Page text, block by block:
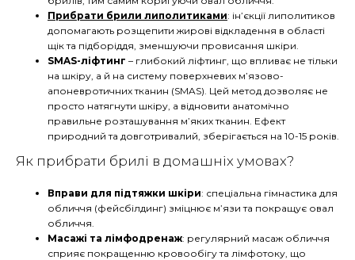
Прибрати брили липолитиками: ін’єкції липолитиков
допомагають розщепити жирові відкладення в області
щік та підборіддя, зменшуючи провисання шкіри.
SMAS-ліфтинг – глибокий ліфтинг, що впливає не тільки
на шкіру, а й на систему поверхневих м’язово-
апоневротичних тканин (SMAS). Цей метод дозволяє не
просто натягнути шкіру, а відновити анатомічно
правильне розташування м’яких тканин. Ефект
природний та довготривалий, зберігається на 10-15 років.
Як прибрати брилі в домашніх умовах?
Вправи для підтяжки шкіри: спеціальна гімнастика для
обличчя (фейсбілдинг) зміцнює м’язи та покращує овал
обличчя.
Масажі та лімфодренаж: регулярний масаж обличчя
сприяє покращенню кровообігу та лімфотоку, що